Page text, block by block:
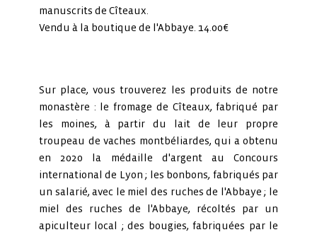
manuscrits de Cîteaux.
Vendu à la boutique de l'Abbaye. 14.00€
Sur place, vous trouverez les produits de notre
monastère : le fromage de Cîteaux, fabriqué par
les moines, à partir du lait de leur propre
troupeau de vaches montbéliardes, qui a obtenu
en 2020 la médaille d'argent au Concours
international de Lyon ; les bonbons, fabriqués par
un salarié, avec le miel des ruches de l'Abbaye ; le
miel des ruches de l'Abbaye, récoltés par un
apiculteur local ; des bougies, fabriquées par le